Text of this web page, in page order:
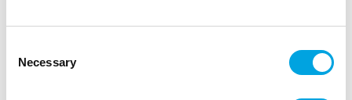
Selection
Necessary